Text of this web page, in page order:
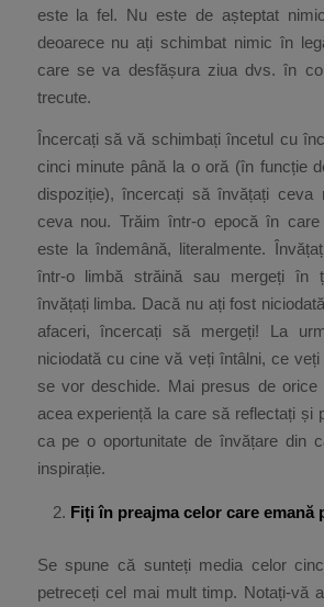
este la fel. Nu este de așteptat
deoarece nu ați schimbat nimic în
care se va desfășura ziua dvs. în
trecute.
Încercați să vă schimbați încetul cu
cinci minute până la o oră (în funcție
dispoziție), încercați să învățați ceva
ceva nou. Trăim într-o epocă în
este la îndemână, literalmente.
într-o limbă străină sau mergeți în
învățați limba. Dacă nu ați fost
afaceri, încercați să mergeți! La
niciodată cu cine vă veți întâlni, ce
se vor deschide. Mai presus de orice
acea experiență la care să reflectați și
ca pe o oportunitate de învățare din
inspirație.
Fiți în preajma celor care emană
Se spune că sunteți media celor
petreceți cel mai mult timp. Notați-vă